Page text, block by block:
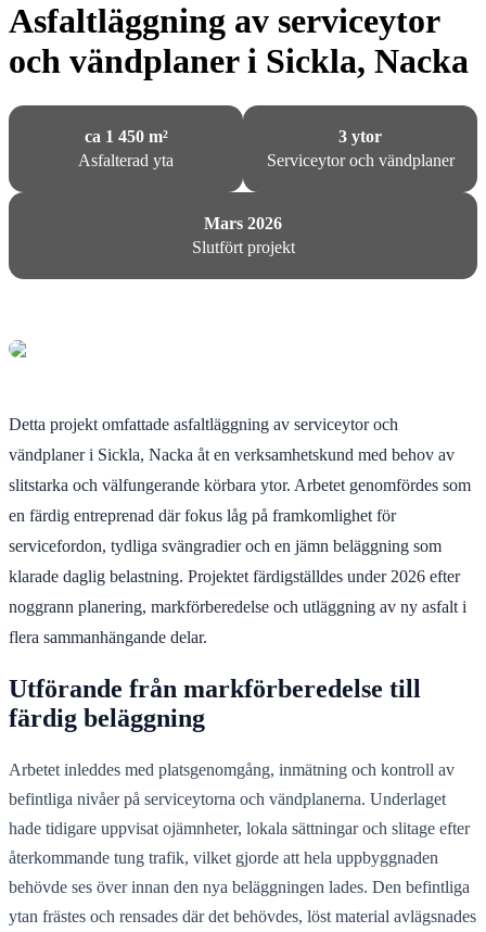
Asfaltläggning av serviceytor
och vändplaner i Sickla, Nacka
ca 1 450 m²
Asfalterad yta
3 ytor
Serviceytor och vändplaner
Mars 2026
Slutfört projekt
Detta projekt omfattade asfaltläggning av serviceytor och
vändplaner i Sickla, Nacka åt en verksamhetskund med behov av
slitstarka och välfungerande körbara ytor. Arbetet genomfördes som
en färdig entreprenad där fokus låg på framkomlighet för
servicefordon, tydliga svängradier och en jämn beläggning som
klarade daglig belastning. Projektet färdigställdes under 2026 efter
noggrann planering, markförberedelse och utläggning av ny asfalt i
flera sammanhängande delar.
Utförande från markförberedelse till
färdig beläggning
Arbetet inleddes med platsgenomgång, inmätning och kontroll av
befintliga nivåer på serviceytorna och vändplanerna. Underlaget
hade tidigare uppvisat ojämnheter, lokala sättningar och slitage efter
återkommande tung trafik, vilket gjorde att hela uppbyggnaden
behövde ses över innan den nya beläggningen lades. Den befintliga
ytan frästes och rensades där det behövdes, löst material avlägsnades